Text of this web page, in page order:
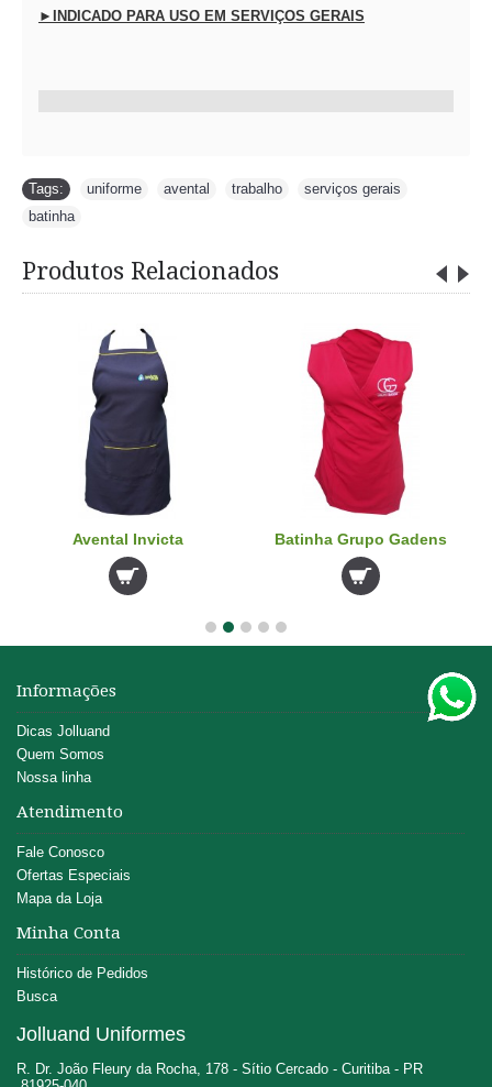
►INDICADO PARA USO EM SERVIÇOS GERAIS
Tags: uniforme avental trabalho serviços gerais
batinha
Produtos Relacionados
Avental Invicta Batinha Grupo Gadens
Informações
Dicas Jolluand
Quem Somos
Nossa linha
Atendimento
Fale Conosco
Ofertas Especiais
Mapa da Loja
Minha Conta
Histórico de Pedidos
Busca
Jolluand Uniformes
R. Dr. João Fleury da Rocha, 178 - Sítio Cercado - Curitiba - PR